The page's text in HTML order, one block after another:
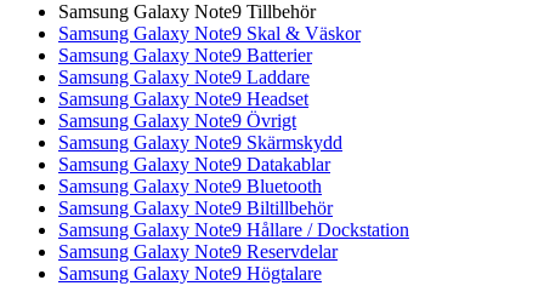
Samsung Galaxy Note9 Tillbehör
Samsung Galaxy Note9 Skal & Väskor
Samsung Galaxy Note9 Batterier
Samsung Galaxy Note9 Laddare
Samsung Galaxy Note9 Headset
Samsung Galaxy Note9 Övrigt
Samsung Galaxy Note9 Skärmskydd
Samsung Galaxy Note9 Datakablar
Samsung Galaxy Note9 Bluetooth
Samsung Galaxy Note9 Biltillbehör
Samsung Galaxy Note9 Hållare / Dockstation
Samsung Galaxy Note9 Reservdelar
Samsung Galaxy Note9 Högtalare